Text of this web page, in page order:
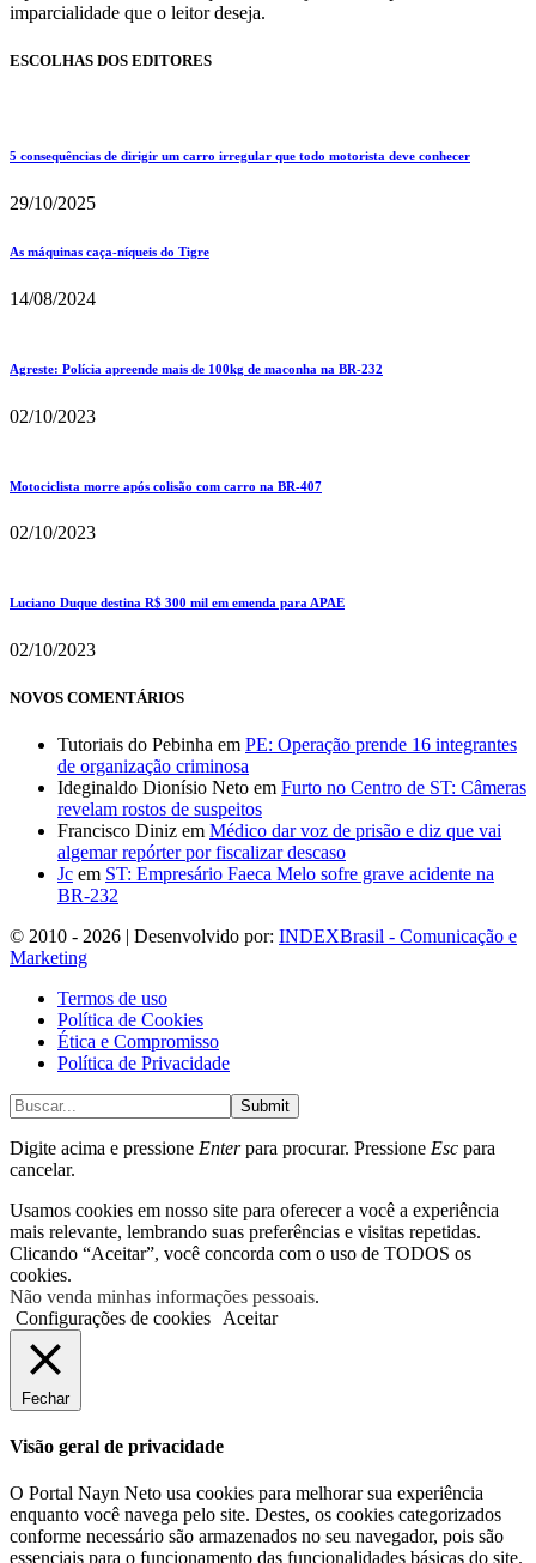
imparcialidade que o leitor deseja.
ESCOLHAS DOS EDITORES
5 consequências de dirigir um carro irregular que todo motorista deve conhecer
29/10/2025
As máquinas caça-níqueis do Tigre
14/08/2024
Agreste: Polícia apreende mais de 100kg de maconha na BR-232
02/10/2023
Motociclista morre após colisão com carro na BR-407
02/10/2023
Luciano Duque destina R$ 300 mil em emenda para APAE
02/10/2023
NOVOS COMENTÁRIOS
Tutoriais do Pebinha em PE: Operação prende 16 integrantes
de organização criminosa
Ideginaldo Dionísio Neto em Furto no Centro de ST: Câmeras
revelam rostos de suspeitos
Francisco Diniz em Médico dar voz de prisão e diz que vai
algemar repórter por fiscalizar descaso
Jc em ST: Empresário Faeca Melo sofre grave acidente na
BR-232
© 2010 - 2026 | Desenvolvido por: INDEXBrasil - Comunicação e
Marketing
Termos de uso
Política de Cookies
Ética e Compromisso
Política de Privacidade
Submit
Digite acima e pressione Enterpara procurar. Pressione Esc para
cancelar.
Usamos cookies em nosso site para oferecer a você a experiência
mais relevante, lembrando suas preferências e visitas repetidas.
Clicando “Aceitar”, você concorda com o uso de TODOS os
cookies.
Não venda minhas informações pessoais.
Configurações de cookies
Aceitar
Fechar
Visão geral de privacidade
O Portal Nayn Neto usa cookies para melhorar sua experiência
enquanto você navega pelo site. Destes, os cookies categorizados
conforme necessário são armazenados no seu navegador, pois são
essenciais para o funcionamento das funcionalidades básicas do site.